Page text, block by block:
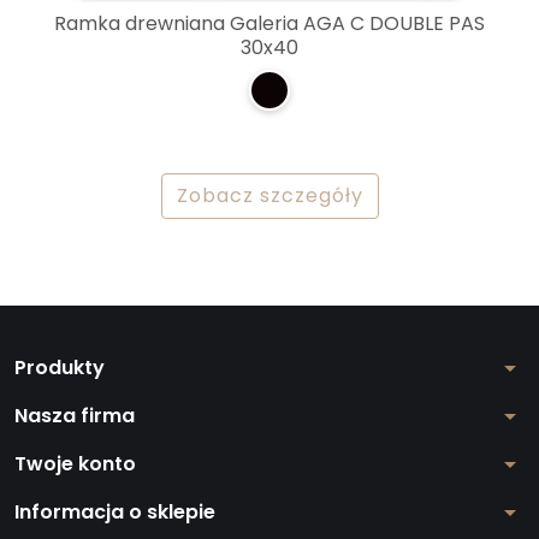
Ramka drewniana Galeria AGA C DOUBLE PAS
30x40
Zobacz szczegóły
Produkty arrow_drop_down
Nasza firma arrow_drop_down
Twoje konto arrow_drop_down
Informacja o sklepie arrow_drop_down